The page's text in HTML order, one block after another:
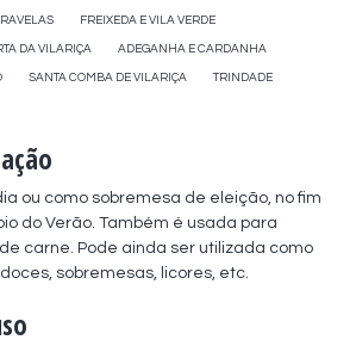
FREIXEDA E VILA VERDE
DA VILARIÇA ADEGANHA E CARDANHA
SANTA COMBA DE VILARIÇA TRINDADE
ou como sobremesa de eleição, no fim
do Verão. Também é usada para
carne. Pode ainda ser utilizada como
sobremesas, licores, etc.